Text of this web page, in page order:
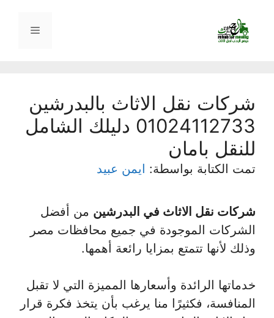
المحتوى
القائمة
شركات نقل الاثاث بالبدرشين
01024112733 دليلك الشامل
للنقل بامان
تمت الكتابة بواسطة: ايمن عبيد
شركات نقل الاثاث في البدرشين من أفضل
الشركات الموجودة في جميع محافظات مصر
وذلك لأنها تتمتع بمزايا رائعة أهمها.
خدماتها الرائدة وأسعارها المميزة التي لا تقبل
المنافسة، فكثيرًا منا يرغب بأن يتخذ فكرة قرار